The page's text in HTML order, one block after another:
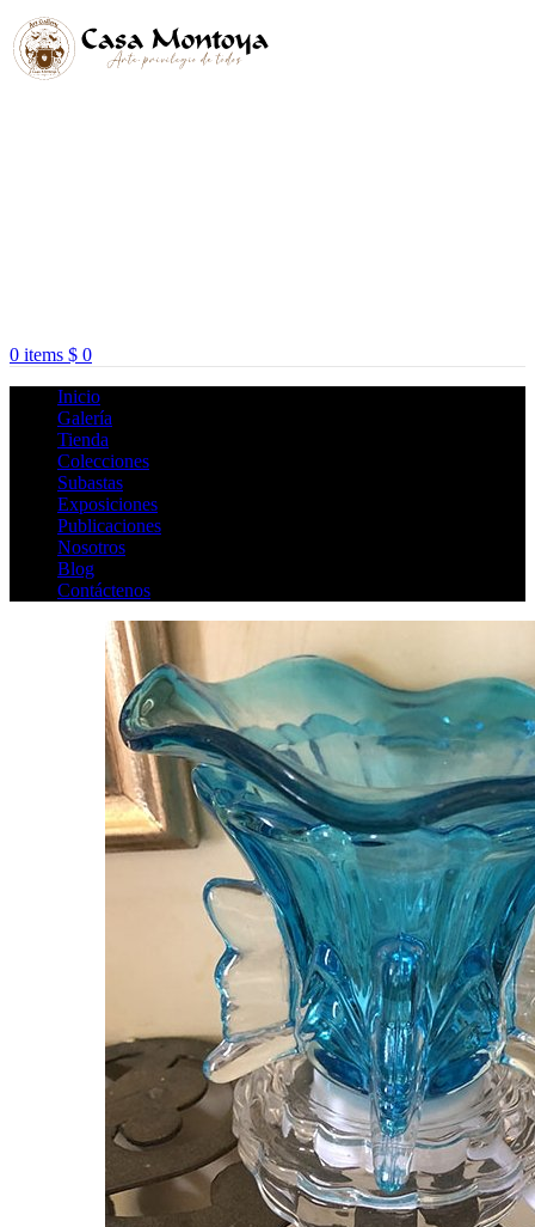
0 items $ 0
Inicio
Galería
Tienda
Colecciones
Subastas
Exposiciones
Publicaciones
Nosotros
Blog
Contáctenos